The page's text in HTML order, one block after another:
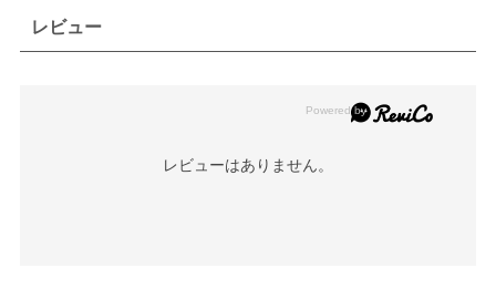
レビュー
レビューはありません。